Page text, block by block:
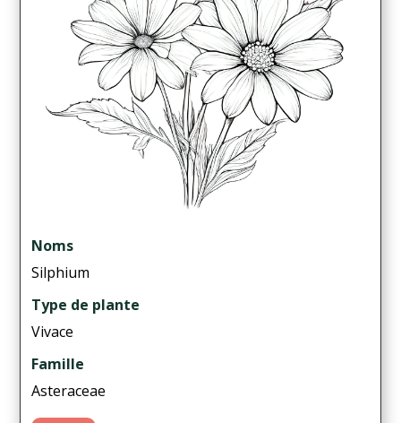
Noms
Silphium
Type de plante
Vivace
Famille
Asteraceae